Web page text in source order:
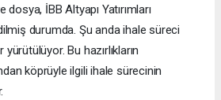
dosya, İBB Altyapı Yatırımları
durumda. Şu anda ihale süreci
Bu hazırlıkların
köprüyle ilgili ihale sürecinin